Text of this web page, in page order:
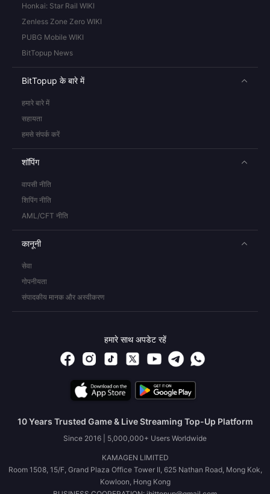
Honkai: Star Rail WIKI
Zenless Zone Zero WIKI
PUBG Mobile WIKI
BitTopup News
BitTopup के बारे में
हमारे बारे में
सहायता
हमसे संपर्क करें
शॉपिंग
वापसी नीति
शिपिंग नीति
AML/CFT नीति
कानूनी
सेवा
गोपनीयता
संपादकीय मानक और अस्वीकरण
हमारे साथ अपडेट रहें
10 Years Trusted Game & Live Streaming Top-Up Platform
Since 2016 | 5,000,000+ Users Worldwide
KAMAGEN LIMITED
Room 1508, 15/F, Grand Plaza Office Tower II, 625 Nathan Road, Mong Kok,
Kowloon, Hong Kong